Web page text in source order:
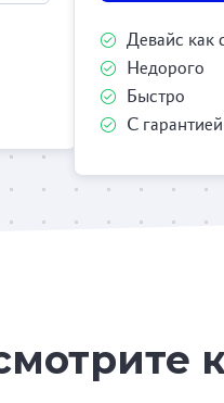
Девайс как
Недорого
Быстро
С гарантией